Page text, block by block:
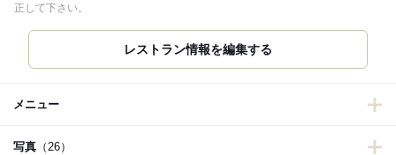
正して下さい。
レストラン情報を編集する
メニュー
写真 （26）